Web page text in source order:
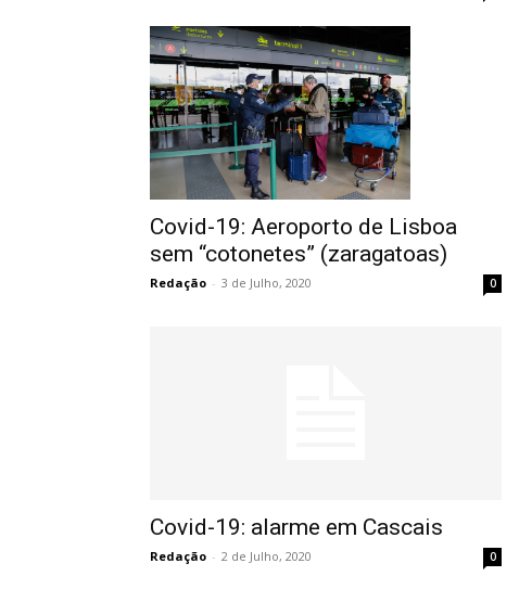
Covid-19: Aeroporto de Lisboa
sem “cotonetes” (zaragatoas)
Redação - 3 de Julho, 2020 0
Covid-19: alarme em Cascais
Redação - 2 de Julho, 2020 0